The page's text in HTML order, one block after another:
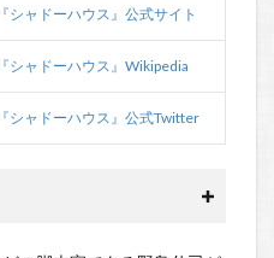
シャドーハウス』公式サイト
シャドーハウス』Wikipedia
シャドーハウス』公式Twitter